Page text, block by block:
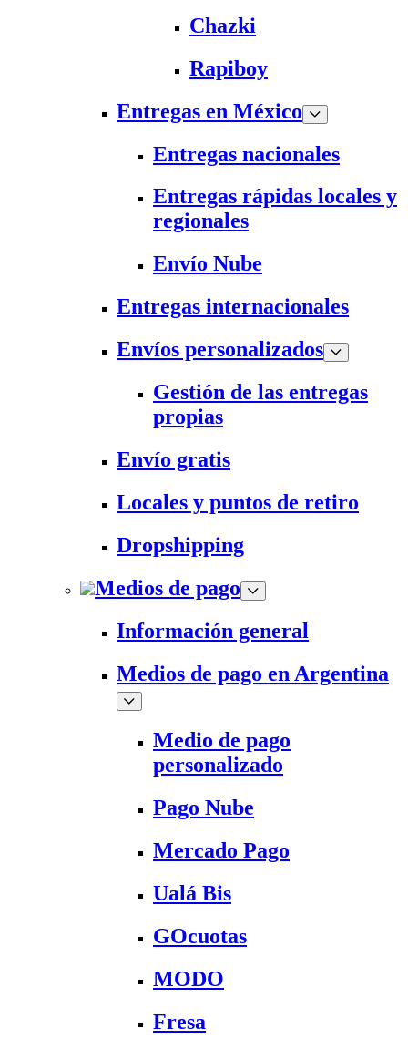
Chazki
Rapiboy
Entregas en México
Entregas nacionales
Entregas rápidas locales y
regionales
Envío Nube
Entregas internacionales
Envíos personalizados
Gestión de las entregas
propias
Envío gratis
Locales y puntos de retiro
Dropshipping
Medios de pago
Información general
Medios de pago en Argentina
Medio de pago
personalizado
Pago Nube
Mercado Pago
Ualá Bis
GOcuotas
MODO
Fresa